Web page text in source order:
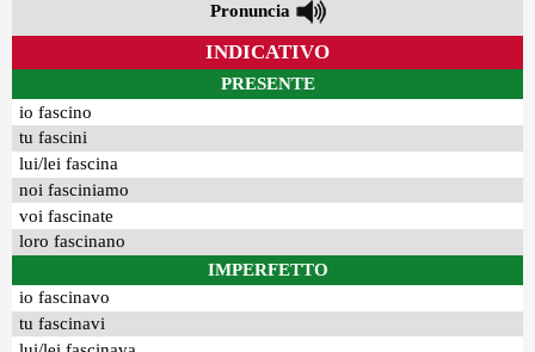
Pronuncia
INDICATIVO
PRESENTE
io fascino
tu fascini
lui/lei fascina
noi fasciniamo
voi fascinate
loro fascinano
IMPERFETTO
io fascinavo
tu fascinavi